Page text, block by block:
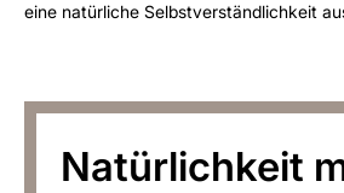
eine natürliche Selbstverständlichkeit
Natürlichkeit